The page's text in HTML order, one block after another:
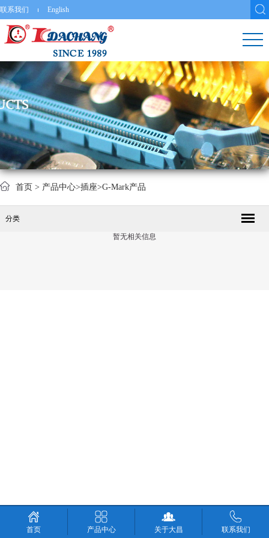
联系我们 English
首页 > 产品中心>插座>G-Mark产品
分类
暂无相关信息
首页 产品中心 关于大昌 联系我们